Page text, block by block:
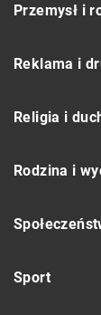
Przemysł i
Reklama i
Religia i
Rodzina i
Sport